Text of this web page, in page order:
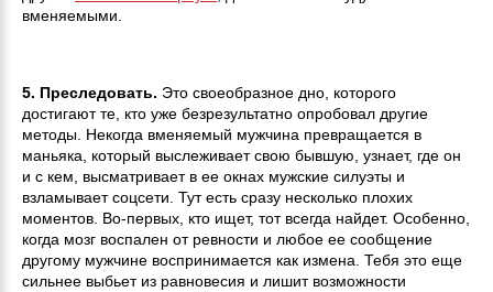
вменяемыми.
5. Преследовать. Это своеобразное дно, которого
достигают те, кто уже безрезультатно опробовал другие
методы. Некогда вменяемый мужчина превращается в
маньяка, который выслеживает свою бывшую, узнает, где он
и с кем, высматривает в ее окнах мужские силуэты и
взламывает соцсети. Тут есть сразу несколько плохих
моментов. Во-первых, кто ищет, тот всегда найдет. Особенно,
когда мозг воспален от ревности и любое ее сообщение
другому мужчине воспринимается как измена. Тебя это еще
сильнее выбьет из равновесия и лишит возможности